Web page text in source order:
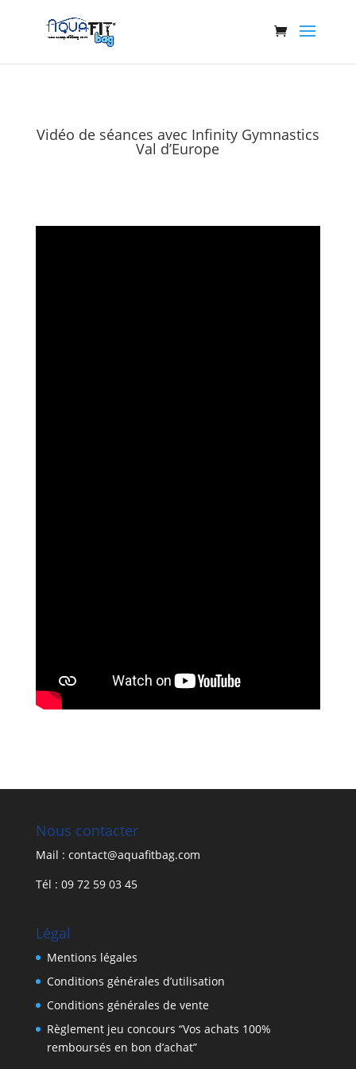
Vidéo de séances avec Infinity Gymnastics
Val d’Europe
Nous contacter
Mail : contact@aquafitbag.com
Tél : 09 72 59 03 45
Légal
Mentions légales
Conditions générales d’utilisation
Conditions générales de vente
Règlement jeu concours “Vos achats 100%
remboursés en bon d’achat”